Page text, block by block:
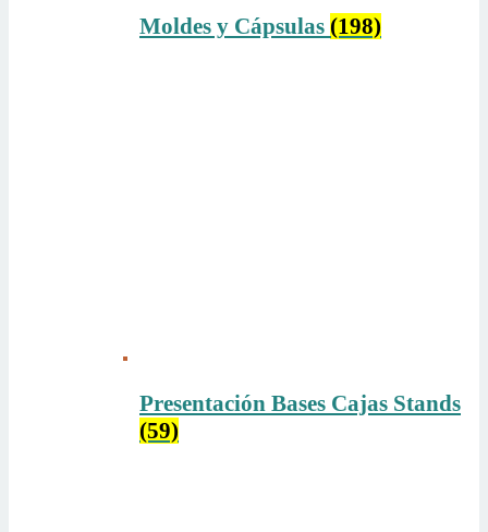
Moldes y Cápsulas (198)
Presentación Bases Cajas Stands
(59)